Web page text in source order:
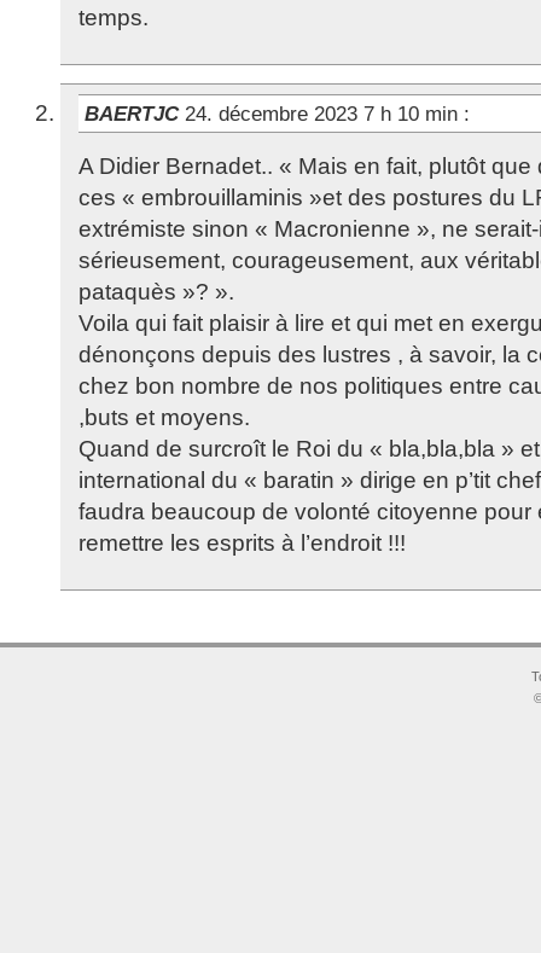
temps.
BAERTJC 24. décembre 2023 7 h 10 min :
A Didier Bernadet.. « Mais en fait, plutôt
ces « embrouillaminis »et des postures du
extrémiste sinon « Macronienne », ne
sérieusement, courageusement, aux
pataquès »? ».
Voila qui fait plaisir à lire et qui met en
dénonçons depuis des lustres , à savoir, la
chez bon nombre de nos politiques entre
,buts et moyens.
Quand de surcroît le Roi du « bla,bla,bla »
international du « baratin » dirige en p’tit
faudra beaucoup de volonté citoyenne pour
remettre les esprits à l’endroit !!!